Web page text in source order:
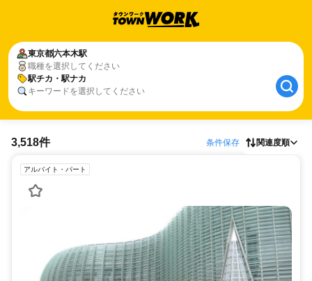
東京都六本木駅
職種を選択してください
駅チカ・駅ナカ
キーワードを選択してください
3,518件 条件保存 関連度順
アルバイト・パート